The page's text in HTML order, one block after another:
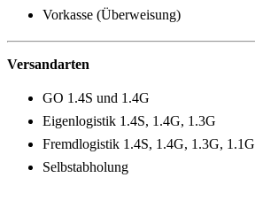
Vorkasse (Überweisung)
Versandarten
GO 1.4S und 1.4G
Eigenlogistik 1.4S, 1.4G, 1.3G
Fremdlogistik 1.4S, 1.4G, 1.3G, 1.1G
Selbstabholung